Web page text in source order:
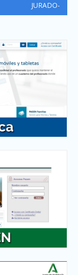
JURADO-